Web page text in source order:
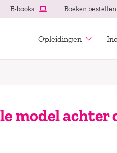
E-books Boeken bestellen
Opleidingen
model achter